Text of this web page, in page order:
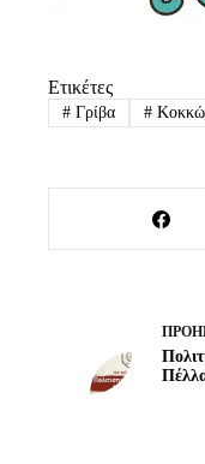
Ετικέτες
#Γρίβα #